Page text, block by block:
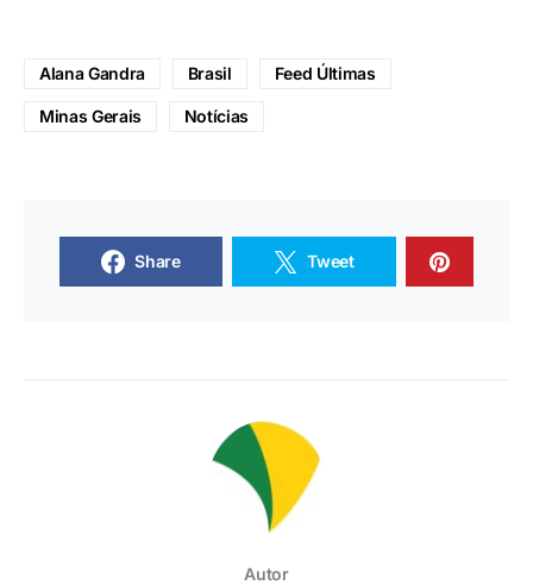
Alana Gandra Brasil Feed Últimas
Minas Gerais Notícias
Share Tweet
Autor